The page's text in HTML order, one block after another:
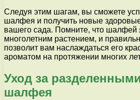
Следуя этим шагам, вы сможете
шалфея и получить новые
вашего сада. Помните, что шалфей
многолетним растением, и
позволит вам наслаждаться его
ароматом на протяжении многих
Уход за
шалфея